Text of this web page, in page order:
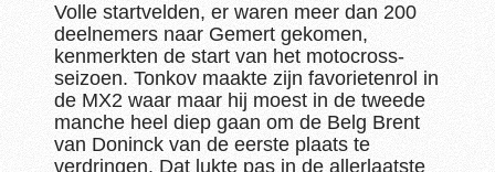
Volle startvelden, er waren meer dan 200
deelnemers naar Gemert gekomen,
kenmerkten de start van het motocross-
seizoen. Tonkov maakte zijn favorietenrol in
de MX2 waar maar hij moest in de tweede
manche heel diep gaan om de Belg Brent
van Doninck van de eerste plaats te
verdringen. Dat lukte pas in de allerlaatste